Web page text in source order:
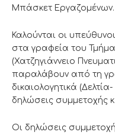
Μπάσκετ Εργαζομένων.
Καλούνται οι
στα γραφεία του
(Χατζηγιάννειο
παραλάβουν από τη
δικαιολογητικά
δηλώσεις συμμετοχής
Οι δηλώσεις